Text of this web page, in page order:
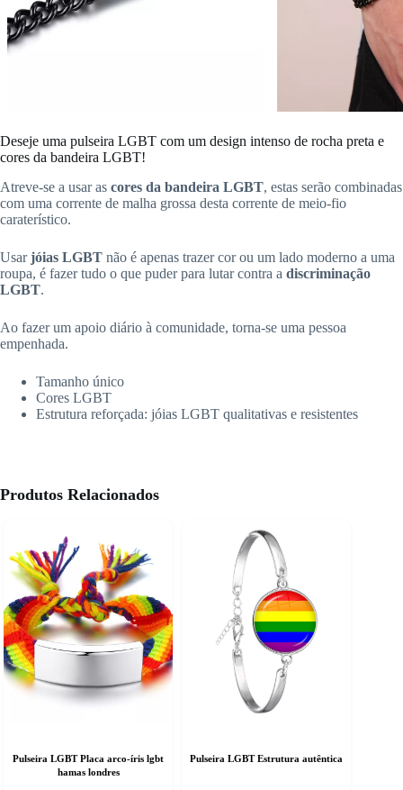
Deseje uma pulseira LGBT com um design intenso de rocha preta e
cores da bandeira LGBT!
Atreve-se a usar as cores da bandeira LGBT, estas serão combinadas
com uma corrente de malha grossa desta corrente de meio-fio
caraterístico.
Usarjóias LGBT não é apenas trazer cor ou um lado moderno a uma
roupa, é fazer tudo o que puder para lutar contra a discriminação
LGBT.
Ao fazer um apoio diário à comunidade, torna-se uma pessoa
empenhada.
Tamanho único
Cores LGBT
Estrutura reforçada: jóias LGBT qualitativas e resistentes
Produtos Relacionados
Pulseira LGBT Placa arco-íris lgbt
hamas londres
Pulseira LGBT Estrutura autêntica